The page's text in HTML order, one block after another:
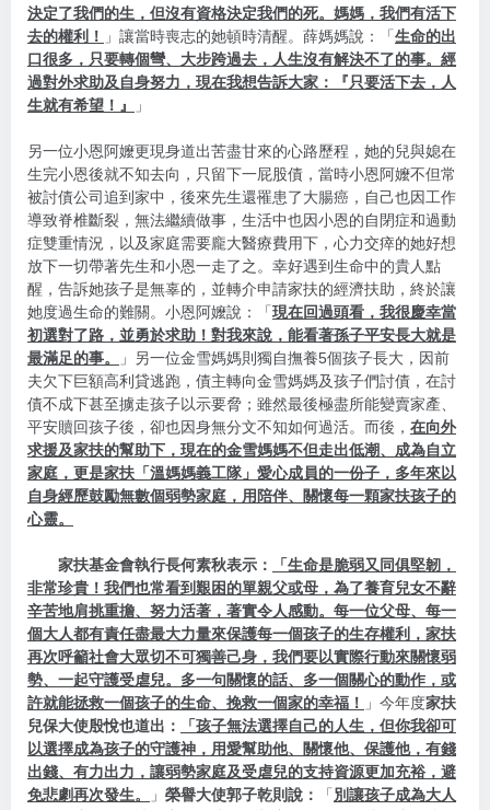
決定了我們的生，但沒有資格決定我們的死。媽媽，我們有活下
去的權利！
」讓當時喪志的她頓時清醒。薛媽媽說：「生命的出
口很多，只要轉個彎、大步跨過去，人生沒有解決不了的事。經
過對外求助及自身努力，現在我想告訴大家：『只要活下去，人
生就有希望！』
」
另一位小恩阿嬤更現身道出苦盡甘來的心路歷程，她的兒與媳在
生完小恩後就不知去向，只留下一屁股債，當時小恩阿嬤不但常
被討債公司追到家中，後來先生還罹患了大腸癌，自己也因工作
導致脊椎斷裂，無法繼續做事，生活中也因小恩的自閉症和過動
症雙重情況，以及家庭需要龐大醫療費用下，心力交瘁的她好想
放下一切帶著先生和小恩一走了之。幸好遇到生命中的貴人點
醒，告訴她孩子是無辜的，並轉介申請家扶的經濟扶助，終於讓
她度過生命的難關。小恩阿嬤說：「現在回過頭看，我很慶幸當
初選對了路，並勇於求助！對我來說，能看著孫子平安長大就是
最滿足的事。
」另一位金雪媽媽則獨自撫養5個孩子長大，因前
夫欠下巨額高利貸逃跑，債主轉向金雪媽媽及孩子們討債，在討
債不成下甚至擄走孩子以示要脅；雖然最後極盡所能變賣家產、
平安贖回孩子後，卻也因身無分文不知如何過活。而後， 在向外
求援及家扶的幫助下，現在的金雪媽媽不但走出低潮、成為自立
家庭，更是家扶「溫媽媽義工隊」愛心成員的一份子，多年來以
自身經歷鼓勵無數個弱勢家庭，用陪伴、關懷每一顆家扶孩子的
心靈。
家扶基金會執行長何素秋表示：
「生命是脆弱又同俱堅韌，
非常珍貴！我們也常看到艱困的單親父或母，為了養育兒女不辭
辛苦地肩挑重擔、努力活著，著實令人感動。每一位父母、每一
個大人都有責任盡最大力量來保護每一個孩子的生存權利，家扶
再次呼籲社會大眾切不可獨善己身，我們要以實際行動來關懷弱
勢、一起守護受虐兒。多一句關懷的話、多一個關心的動作，或
許就能拯救一個孩子的生命、挽救一個家的幸福！
」今年度家扶
兒保大使殷悅也道出：
「孩子無法選擇自己的人生，但你我卻可
以選擇成為孩子的守護神，用愛幫助他、關懷他、保護他，有錢
出錢、有力出力，讓弱勢家庭及受虐兒的支持資源更加充裕，避
免悲劇再次發生。
」 榮譽大使郭子乾則說： 「別讓孩子成為大人